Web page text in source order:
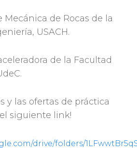
Mecánica de Rocas de la
USACH.
de la Facultad
y las ofertas de práctica
siguiente link!
drive/folders/